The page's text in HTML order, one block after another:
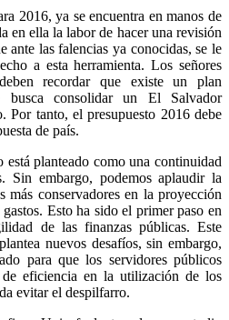
2016, ya se encuentra en manos de
en ella la labor de hacer una revisión
ante las falencias ya conocidas, se le
a esta herramienta. Los señores
recordar que existe un plan
consolidar un El Salvador
Por tanto, el presupuesto 2016 debe
de país.
está planteado como una continuidad
Sin embargo, podemos aplaudir la
más conservadores en la proyección
Esto ha sido el primer paso en
de las finanzas públicas. Este
nuevos desafíos, sin embargo,
para que los servidores públicos
de eficiencia en la utilización de los
evitar el despilfarro.